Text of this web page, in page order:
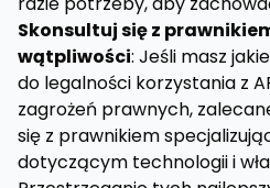
Skonsultuj się z
wątpliwości: Jeśli masz
do legalności korzystania z
zagrożeń prawnych,
się z prawnikiem
dotyczącym technologii i